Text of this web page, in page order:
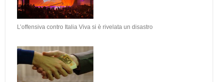
L’offensiva contro Italia Viva si è rivelata un disastro